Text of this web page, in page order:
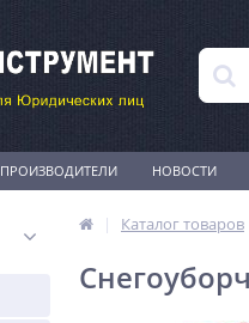
ПРОИЗВОДИТЕЛИ НОВОСТИ
Каталог товаров